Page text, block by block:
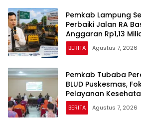
Pemkab Lampung
Perbaiki Jalan RA
Anggaran Rp1,13
BERITA Agustus 7, 2026
Pemkab Tubaba
BLUD Puskesmas,
Pelayanan
BERITA Agustus 7, 2026